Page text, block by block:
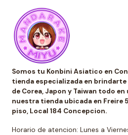
Somos tu Konbini Asiatico en
tienda especializada en
de Corea, Japon y Taiwan todo
nuestra tienda ubicada en Freire
piso, Local 184 Concepcion.
Horario de atencion: Lunes a